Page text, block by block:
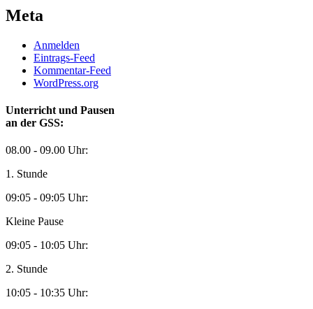
Meta
Anmelden
Eintrags-Feed
Kommentar-Feed
WordPress.org
Unterricht und Pausen
an der GSS:
08.00 - 09.00 Uhr:
1. Stunde
09:05 - 09:05 Uhr:
Kleine Pause
09:05 - 10:05 Uhr:
2. Stunde
10:05 - 10:35 Uhr: